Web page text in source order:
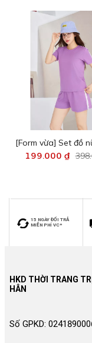
[Form vừa] Set đồ nữ LOZA -
Đồ bộ nữ gồm quần
199.000 ₫
15 NGÀY ĐỔI TRẢ
MIỄN PHÍ VC*
HKD THỜI TRANG
HÂN
Số GPKD: